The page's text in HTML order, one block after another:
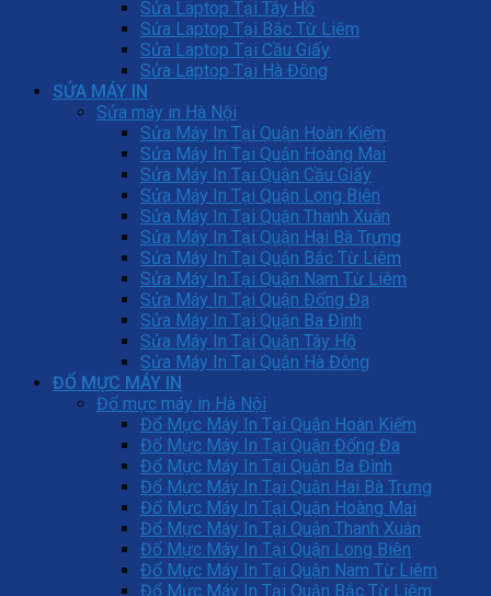
Sửa Laptop Tại Tây Hồ
Sửa Laptop Tại Bắc Từ Liêm
Sửa Laptop Tại Cầu Giấy
Sửa Laptop Tại Hà Đông
SỬA MÁY IN
Sửa máy in Hà Nội
Sửa Máy In Tại Quận Hoàn Kiếm
Sửa Máy In Tại Quận Hoàng Mai
Sửa Máy In Tại Quận Cầu Giấy
Sửa Máy In Tại Quận Long Biên
Sửa Máy In Tại Quận Thanh Xuân
Sửa Máy In Tại Quận Hai Bà Trưng
Sửa Máy In Tại Quận Bắc Từ Liêm
Sửa Máy In Tại Quận Nam Từ Liêm
Sửa Máy In Tại Quận Đống Đa
Sửa Máy In Tại Quận Ba Đình
Sửa Máy In Tại Quận Tây Hồ
Sửa Máy In Tại Quận Hà Đông
ĐỔ MỰC MÁY IN
Đổ mực máy in Hà Nội
Đổ Mực Máy In Tại Quận Hoàn Kiếm
Đổ Mực Máy In Tại Quận Đống Đa
Đổ Mực Máy In Tại Quận Ba Đình
Đổ Mực Máy In Tại Quận Hai Bà Trưng
Đổ Mực Máy In Tại Quận Hoàng Mai
Đổ Mực Máy In Tại Quận Thanh Xuân
Đổ Mực Máy In Tại Quận Long Biên
Đổ Mực Máy In Tại Quận Nam Từ Liêm
Đổ Mực Máy In Tại Quận Bắc Từ Liêm